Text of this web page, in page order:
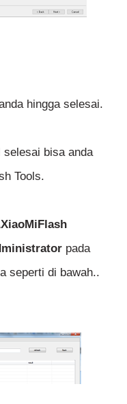
hingga selesai.
selesai bisa anda
Tools.
pada
seperti di bawah..